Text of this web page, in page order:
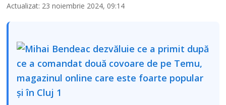
Actualizat: 23 noiembrie 2024, 09:14